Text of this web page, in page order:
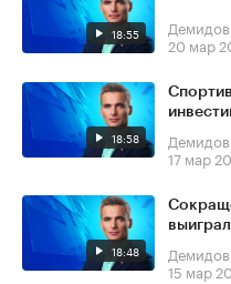
18:55
20 мар
18:58
17 мар
18:48
15 мар